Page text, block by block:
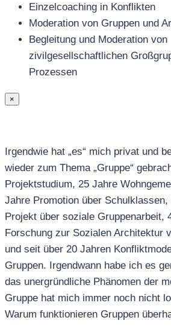
Einzelcoaching in Konflikten
Moderation von Gruppen und
Begleitung und Moderation von
zivilgesellschaftlichen
Prozessen
×
Irgendwie hat „es“ mich privat und
wieder zum Thema „Gruppe“
Projektstudium, 25 Jahre
Jahre Promotion über Schulklassen,
Projekt über soziale Gruppenarbeit,
Forschung zur Sozialen Architektur
und seit über 20 Jahren
Gruppen. Irgendwann habe ich es
das unergründliche Phänomen der
Gruppe hat mich immer noch nicht
Warum funktionieren Gruppen